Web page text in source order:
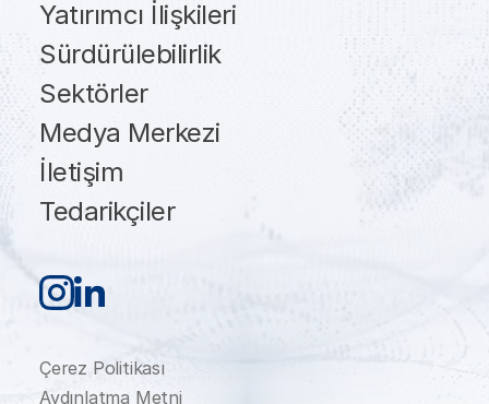
Yatırımcı İlişkileri
Sürdürülebilirlik
Sektörler
Medya Merkezi
İletişim
Tedarikçiler
Çerez Politikası
Aydınlatma Metni